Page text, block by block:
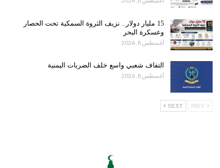
15 مليار دولار.. نزيف الثروة السمكية تحت الحصار
وعسكرة البحر
أغسطس 8, 2026
التفاف شعبي واسع خلف الضربات اليمنية
أغسطس 8, 2026
NEXT